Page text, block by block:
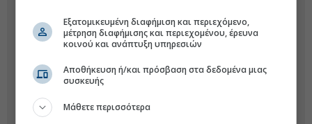
Εξατομικευμένη διαφήμιση και περιεχόμενο,
μέτρηση διαφήμισης και περιεχομένου, έρευνα
κοινού και ανάπτυξη υπηρεσιών
Αποθήκευση ή/και πρόσβαση στα δεδομένα μιας
συσκευής
Μάθετε περισσότερα